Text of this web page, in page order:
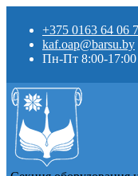
+375 0163 64 06
kaf.oap@barsu.by
Пн-Пт 8:00-